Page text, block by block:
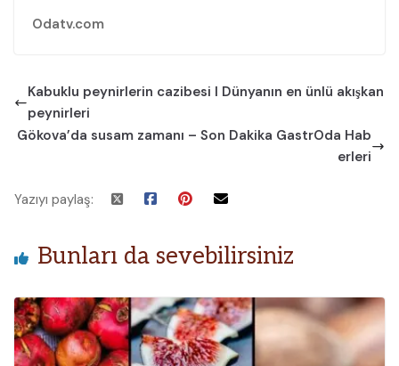
Odatv.com
Kabuklu peynirlerin cazibesi I Dünyanın en ünlü akışkan
peynirleri
Gökova’da susam zamanı – Son Dakika GastrOda Hab
erleri
Yazıyı paylaş:
Bunları da sevebilirsiniz